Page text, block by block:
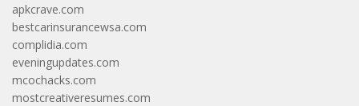
apkcrave.com
bestcarinsurancewsa.com
complidia.com
eveningupdates.com
mcochacks.com
mostcreativeresumes.com